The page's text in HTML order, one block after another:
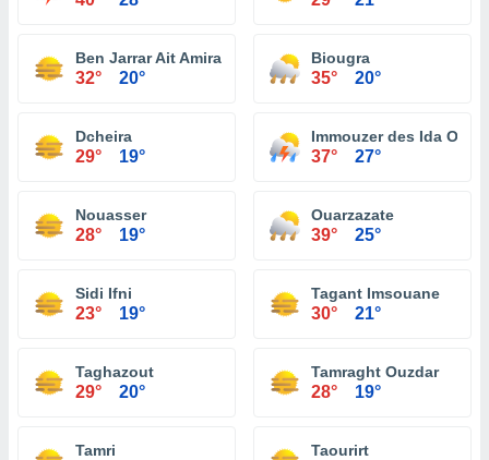
Ben Jarrar Ait Amira
32° 20°
Biougra
35° 20°
Dcheira
29° 19°
Immouzer des Ida Ou
37° 27°
Nouasser
28° 19°
Ouarzazate
39° 25°
Sidi Ifni
23° 19°
Tagant Imsouane
30° 21°
Taghazout
29° 20°
Tamraght Ouzdar
28° 19°
Tamri Taourirt